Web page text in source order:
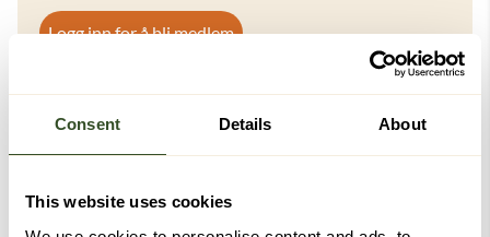
Consent Details About
This website uses cookies
Logg inn for å bli medlem